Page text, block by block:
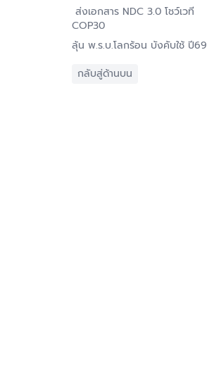
ส่งเอกสาร NDC 3.0 โชว์เวที
COP30
ลุ้น พ.ร.บ.โลกร้อน บังคับใช้ ปี69
กลับสู่ด้านบน